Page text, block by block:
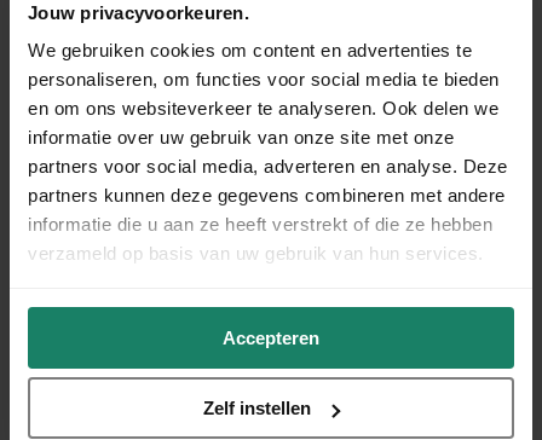
Jouw privacyvoorkeuren.
We gebruiken cookies om content en advertenties te
personaliseren, om functies voor social media te bieden
en om ons websiteverkeer te analyseren. Ook delen we
informatie over uw gebruik van onze site met onze
partners voor social media, adverteren en analyse. Deze
partners kunnen deze gegevens combineren met andere
informatie die u aan ze heeft verstrekt of die ze hebben
verzameld op basis van uw gebruik van hun services.
Accepteren
Zelf instellen